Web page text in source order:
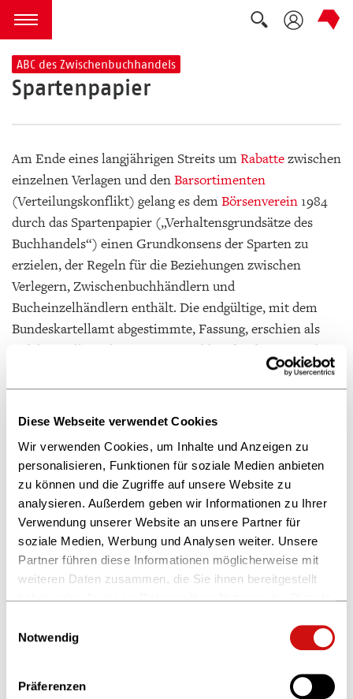
Diese Webseite verwendet Cookies
Wir verwenden Cookies, um Inhalte und Anzeigen zu
personalisieren, Funktionen für soziale Medien anbieten
zu können und die Zugriffe auf unsere Website zu
analysieren. Außerdem geben wir Informationen zu Ihrer
Verwendung unserer Website an unsere Partner für
soziale Medien, Werbung und Analysen weiter. Unsere
Partner führen diese Informationen möglicherweise mit
weiteren Daten zusammen, die Sie ihnen bereitgestellt
haben oder die sie im Rahmen Ihrer Nutzung der Dienste
Weitere Informationen finden Sie in unserer
Notwendig
Präferenzen
zum Inhalt springen
Menü öffnen
Suche
ABC des Zwischenbuchhandels
Spartenpapier
Am Ende eines langjährigen Streits umRabattezwischen
einzelnen Verlagen und denBarsortimenten
(Verteilungskonflikt) gelang es demBörsenverein1984
durch das Spartenpapier („Verhaltensgrundsätze des
Buchhandels“) einen Grundkonsens der Sparten zu
erzielen, der Regeln für die Beziehungen zwischen
Verlegern, Zwischenbuchhändlern und
Bucheinzelhändlern enthält. Die endgültige, mit dem
Bundeskartellamt abgestimmte, Fassung, erschien als
redaktionelle Beilage im „Börsenblatt für den Deutschen
Buchhandel“ 7/1985. Inzwischen ist das Spartenpapier in
Vergessenheit geraten, aber manche seiner Regeln haben
Eingang ins Buchpreisbindungsgesetz von 2002
Zur Übersicht